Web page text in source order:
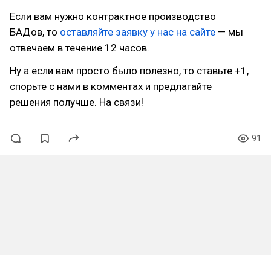
Если вам нужно контрактное производство
БАДов, то оставляйте заявку у нас на сайте — мы
отвечаем в течение 12 часов.
Ну а если вам просто было полезно, то ставьте +1,
спорьте с нами в комментах и предлагайте
решения получше. На связи!
91